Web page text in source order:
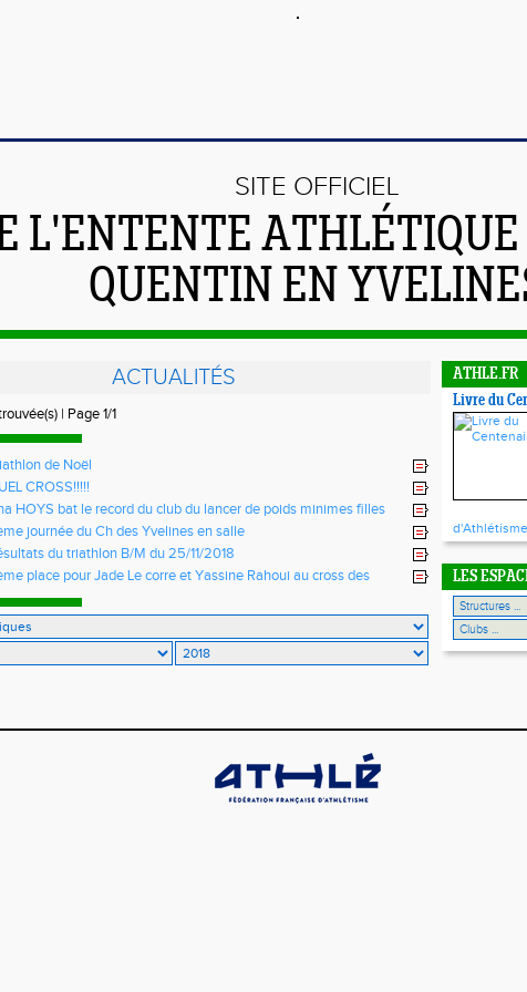
SITE OFFICIEL
L'ENTENTE
QUENTIN EN
ACTUALITÉS
| Page 1/1
de Noël
CROSS!!!!!
HOYS bat le record du club du lancer de poids minimes filles
journée du Ch des Yvelines en salle
du triathlon B/M du 25/11/2018
place pour Jade Le corre et Yassine Rahoui au cross des
ATHLE.FR
Livre du
LES